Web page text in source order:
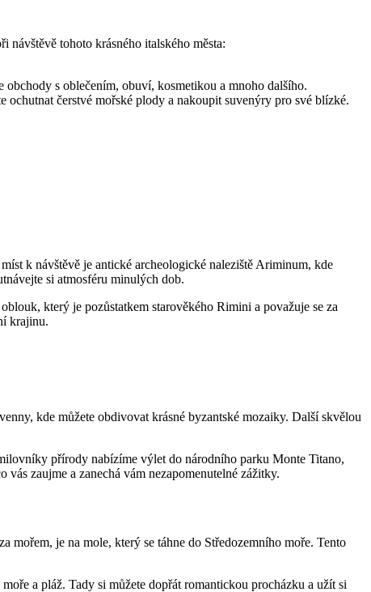
tohoto krásného italského města:
s oblečením, obuví, kosmetikou a mnoho dalšího.
čerstvé mořské plody a nakoupit suvenýry pro své blízké.
k návštěvě je antické archeologické naleziště Ariminum, kde
si atmosféru minulých dob.
který je pozůstatkem starověkého Rimini a považuje se za
krajinu.
kde můžete obdivovat krásné byzantské mozaiky. Další skvělou
přírody nabízíme výlet do národního parku Monte Titano,
zaujme a zanechá vám nezapomenutelné zážitky.
mořem, je na mole, který se táhne do Středozemního moře. Tento
a pláž. Tady si můžete dopřát romantickou procházku a užít si